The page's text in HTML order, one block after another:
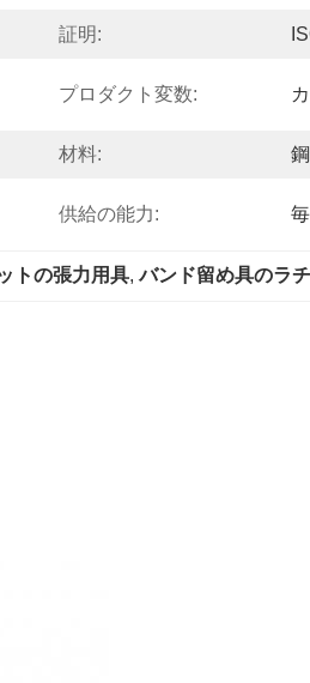
証明:
プロダクト変数:
材料:
供給の能力:
トの張力用具, バンド留め具のラ